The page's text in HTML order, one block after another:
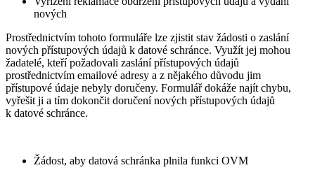
nových
Prostřednictvím tohoto formuláře lze zjistit stav žádosti o zaslání
nových přístupových údajů k datové schránce. Využít jej mohou
žadatelé, kteří požadovali zaslání přístupových údajů
prostřednictvím emailové adresy a z nějakého důvodu jim
přístupové údaje nebyly doručeny. Formulář dokáže najít chybu,
vyřešit ji a tím dokončit doručení nových přístupových údajů
k datové schránce.
Žádost, aby datová schránka plnila funkci OVM